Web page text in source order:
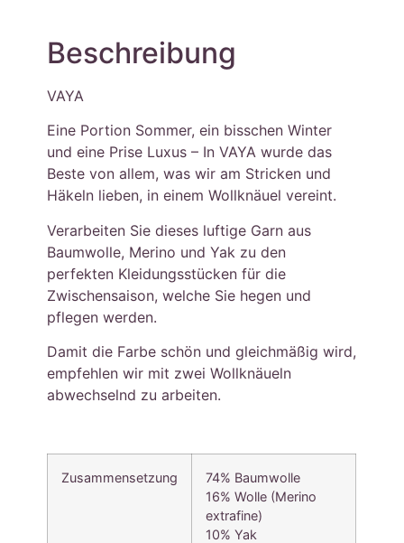
Beschreibung
VAYA
Eine Portion Sommer, ein bisschen Winter
und eine Prise Luxus – In VAYA wurde das
Beste von allem, was wir am Stricken und
Häkeln lieben, in einem Wollknäuel vereint.
Verarbeiten Sie dieses luftige Garn aus
Baumwolle, Merino und Yak zu den
perfekten Kleidungsstücken für die
Zwischensaison, welche Sie hegen und
pflegen werden.
Damit die Farbe schön und gleichmäßig wird,
empfehlen wir mit zwei Wollknäueln
abwechselnd zu arbeiten.
Zusammensetzung
74% Baumwolle
16% Wolle (Merino
extrafine)
10% Yak